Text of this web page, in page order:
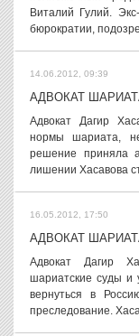
Виталий Гулий.
бюрократии,
14.06.2012, 09:39
АДВОКАТ
Адвокат Дагир
нормы шариата,
решение приняла
лишении Хасавова
16.05.2012, 17:50
АДВОКАТ
Адвокат Дагир
шариатские суды и
вернуться в
преследование.